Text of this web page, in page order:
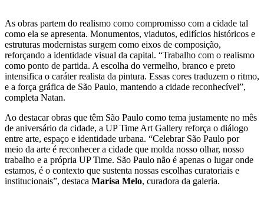
As obras partem do realismo como compromisso com a cidade tal
como ela se apresenta. Monumentos, viadutos, edifícios históricos e
estruturas modernistas surgem como eixos de composição,
reforçando a identidade visual da capital. “Trabalho com o realismo
como ponto de partida. A escolha do vermelho, branco e preto
intensifica o caráter realista da pintura. Essas cores traduzem o ritmo,
e a força gráfica de São Paulo, mantendo a cidade reconhecível”,
completa Natan.
Ao destacar obras que têm São Paulo como tema justamente no mês
de aniversário da cidade, a UP Time Art Gallery reforça o diálogo
entre arte, espaço e identidade urbana. “Celebrar São Paulo por
meio da arte é reconhecer a cidade que molda nosso olhar, nosso
trabalho e a própria UP Time. São Paulo não é apenas o lugar onde
estamos, é o contexto que sustenta nossas escolhas curatoriais e
institucionais”, destaca Marisa Melo, curadora da galeria.